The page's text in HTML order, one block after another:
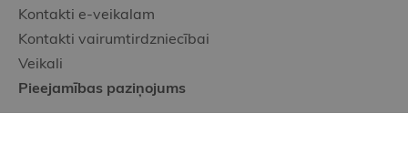
Kontakti e-veikalam
Kontakti vairumtirdzniecībai
Veikali
Pieejamības paziņojums